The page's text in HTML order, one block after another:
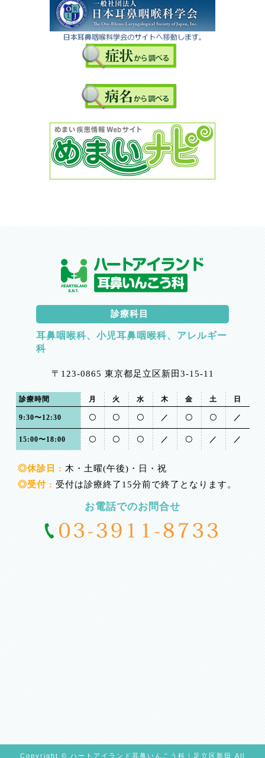
診療科目
耳鼻咽喉科、小児耳鼻咽喉科、アレルギー
科
〒123-0865 東京都足立区新田3-15-11
診療時間 月 火 水 木 金 土 日
9:30〜12:30 〇 〇 〇 ／ 〇 〇 ／
15:00〜18:00 〇 〇 〇 ／ 〇 ／ ／
◎休診日 : 木・土曜(午後)・日・祝
◎受付 : 受付は診療終了15分前で終了となります。
お電話でのお問合せ
Copyright © ハートアイランド耳鼻いんこう科｜足立区新田 All